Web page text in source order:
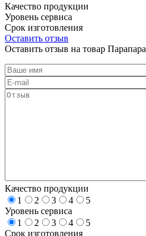
Качество продукции
Уровень сервиса
Срок изготовления
Оставить отзыв
Оставить отзыв на товар Парапара
Качество продукции
1
2 3 4
5
Уровень сервиса
1
2 3 4
5
Срок изготовления